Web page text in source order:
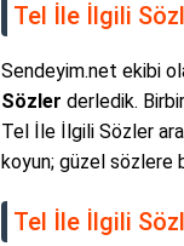
Tel İle İlgili
Sendeyim.net ekibi
Sözler derledik.
Tel İle İlgili Sözler
koyun; güzel sözlere
Tel İle İlgili